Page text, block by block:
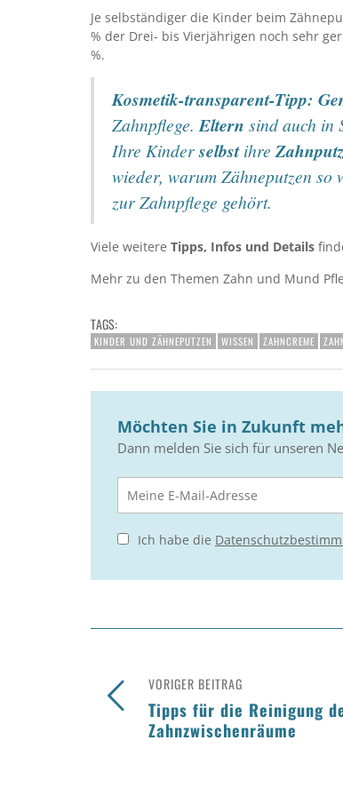
Je selbständiger die Kinder beim
% der Drei- bis Vierjährigen noch sehr
%.
Kosmetik-transparent-Tipp:
Zahnpflege.Eltern sind auch in
Ihre Kinderselbstihre
wieder, warum Zähneputzen so
zur Zahnpflege gehört.
Viele weitere Tipps, Infos und Details
Mehr zu den Themen Zahn und Mund
TAGS:
KINDER UND ZÄHNEPUTZEN WISSEN ZAHNCREME
Möchten Sie in Zukunft
Dann melden Sie sich für unseren
Ich habe die
VORIGER BEITRAG
Tipps für die Reinigung
Zahnzwischenräume